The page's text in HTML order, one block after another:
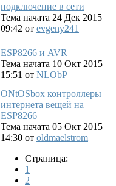
подключение в сети
Тема начата 24 Дек 2015
09:42 от evgeny241
ESP8266 и AVR
Тема начата 10 Окт 2015
15:51 от NLObP
ONtOSbox контроллеры
интернета вещей на
ESP8266
Тема начата 05 Окт 2015
14:30 от oldmaelstrom
Страница:
1
2